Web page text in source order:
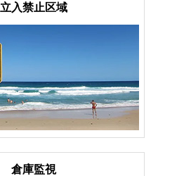
立入禁止区域
倉庫監視